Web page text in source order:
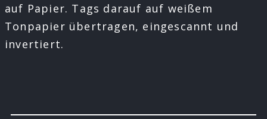
auf Papier. Tags darauf auf weißem
Tonpapier übertragen, eingescannt und
invertiert.